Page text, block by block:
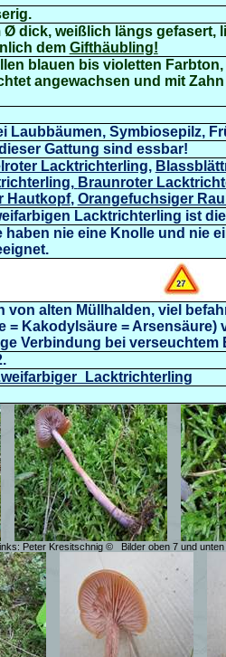
Ø dick, weißlich längs gefasert,
dem Gifthäubling!
blauen bis violetten
angewachsen und mit
Laubbäumen, Symbiosepilz,
Gattung sind essbar!
Lacktrichterling,
Braunroter
Hautkopf, Orangefuchsiger
Lacktrichterling ist
haben nie eine Knolle und nie
von alten Müllhalden, viel
= Kakodylsäure =
Verbindung bei
Peter Kresitschnig © Bilder oben 7 und